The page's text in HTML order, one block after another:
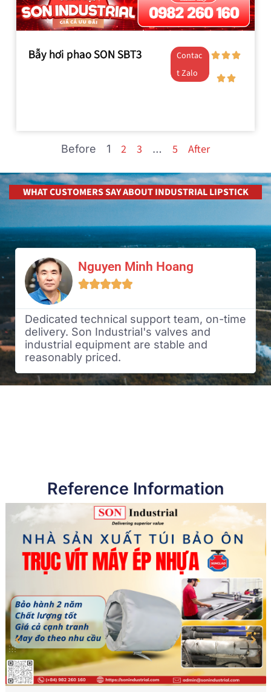
Bẫy hơi phao SON SBT3
Contac
t Zalo
Before 1 2 3 … 5 After
WHAT CUSTOMERS SAY ABOUT INDUSTRIAL LIPSTICK
Le Quang Huy

Smart insulation solution, easy to
disassemble and maintain. Clear
consultation, attentive customer care. Will
definitely cooperate long term.
Reference Information